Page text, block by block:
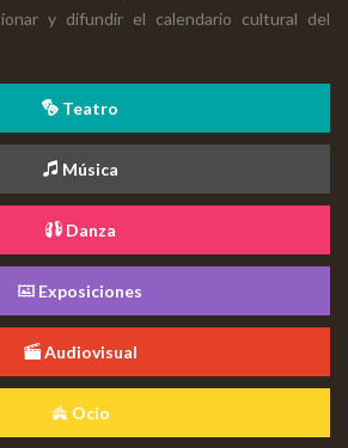
y difundir el calendario cultural del
Teatro
Música
Danza
Exposiciones
Audiovisual
Ocio